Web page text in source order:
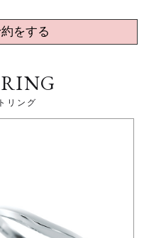
をする
リング